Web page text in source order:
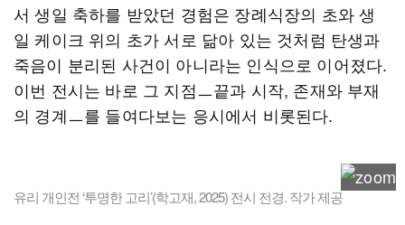
서 생일 축하를 받았던 경험은 장례식장의 초와 생
일 케이크 위의 초가 서로 닮아 있는 것처럼 탄생과
죽음이 분리된 사건이 아니라는 인식으로 이어졌다.
이번 전시는 바로 그 지점ㅡ끝과 시작, 존재와 부재
의 경계ㅡ를 들여다보는 응시에서 비롯된다.
유리 개인전 ‘투명한 고리’(학고재, 2025) 전시 전경. 작가 제공